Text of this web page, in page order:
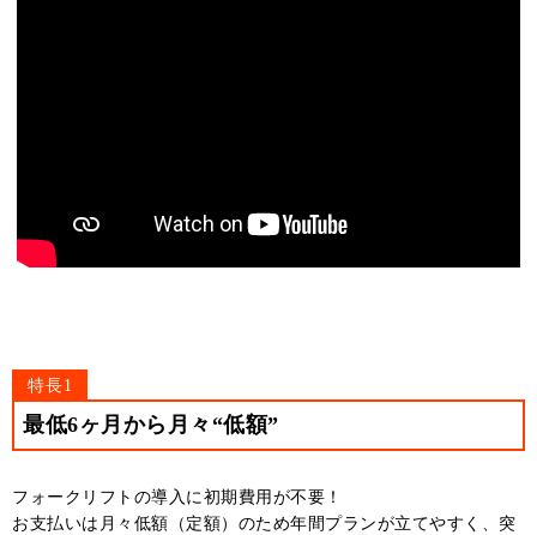
特長1
最低6ヶ月から月々“低額”
フォークリフトの導入に初期費用が不要！
お支払いは月々低額（定額）のため年間プランが立てやすく、突